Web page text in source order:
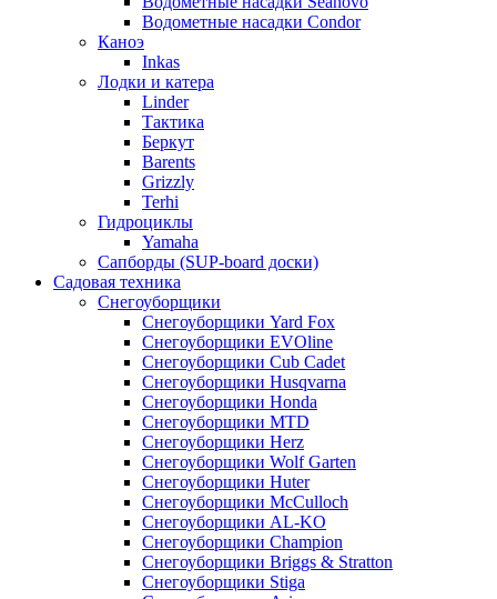
Водометные насадки Condor
Каноэ
Inkas
Лодки и катера
Linder
Тактика
Беркут
Barents
Grizzly
Terhi
Гидроциклы
Yamaha
Сапборды (SUP-board доски)
Садовая техника
Снегоуборщики
Снегоуборщики Yard Fox
Снегоуборщики EVOline
Снегоуборщики Cub Cadet
Снегоуборщики Husqvarna
Снегоуборщики Honda
Снегоуборщики MTD
Снегоуборщики Herz
Снегоуборщики Wolf Garten
Снегоуборщики Huter
Снегоуборщики McCulloch
Снегоуборщики AL-KO
Снегоуборщики Champion
Снегоуборщики Briggs & Stratton
Снегоуборщики Stiga